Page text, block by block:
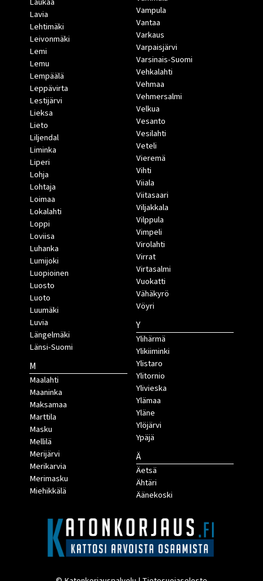
Lavia
Lehtimäki
Leivonmäki
Lemi
Lemu
Lempäälä
Leppävirta
Lestijärvi
Lieksa
Lieto
Liljendal
Liminka
Liperi
Lohja
Lohtaja
Loimaa
Lokalahti
Loppi
Loviisa
Luhanka
Lumijoki
Luopioinen
Luosto
Luoto
Luumäki
Luvia
Längelmäki
Länsi-Suomi
M
Maalahti
Maaninka
Maksamaa
Marttila
Masku
Mellilä
Merijärvi
Merikarvia
Merimasku
Miehikkälä
Vampula
Vantaa
Varkaus
Varpaisjärvi
Varsinais-Suomi
Vehkalahti
Vehmaa
Vehmersalmi
Velkua
Vesanto
Vesilahti
Veteli
Vieremä
Vihti
Viiala
Viitasaari
Viljakkala
Vilppula
Vimpeli
Virolahti
Virrat
Virtasalmi
Vuokatti
Vähäkyrö
Vöyri
Y
Ylihärmä
Ylikiiminki
Ylistaro
Ylitornio
Ylivieska
Ylämaa
Yläne
Ylöjärvi
Ypäjä
Ä
Äetsä
Ähtäri
Äänekoski